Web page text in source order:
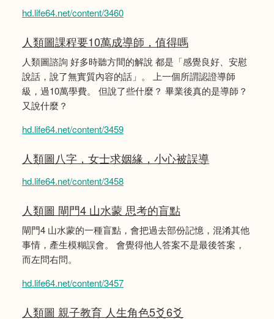
hd.life64.net/content/3460
人類圖課程要10萬成導師，值得嗎
人類圖諮詢 好多時聽方間的解說 都是「感覺良好、安慰
說話，說了無實質內容的話」。 上一個所謂認證導師
級，過10萬學費。 但說了些什麼？ 畢業後真的是導師？
又說什麼？
hd.life64.net/content/3459
人類圖八字，女士求姻緣，小心被誤導
hd.life64.net/content/3458
人類圖 閘門4 山水蒙 思考的盲點
閘門4 山水蒙的一種盲點，會把過去部份記憶，混淆其他
事情，產生模糊誤會。 會覺得他人答案不是最後答案，
而左問右問。
hd.life64.net/content/3457
人類圖 親子教育 人生角色5爻6爻